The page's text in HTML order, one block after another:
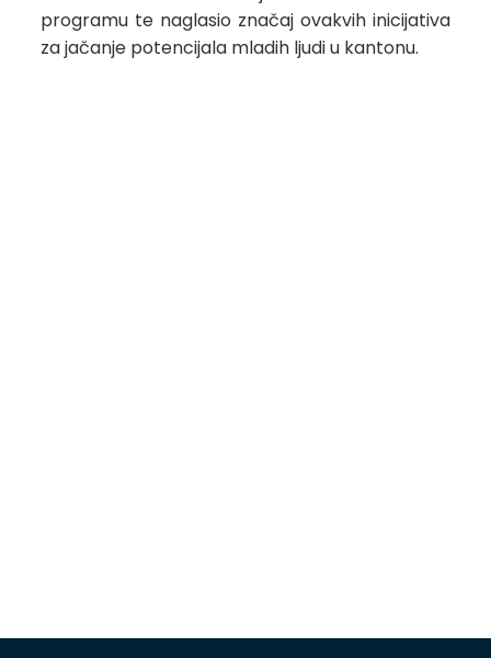
programu te naglasio značaj ovakvih inicijativa
za jačanje potencijala mladih ljudi u kantonu.